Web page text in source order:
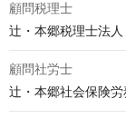
顧問税理士
辻・本郷税理士法人
顧問社労士
辻・本郷社会保険労